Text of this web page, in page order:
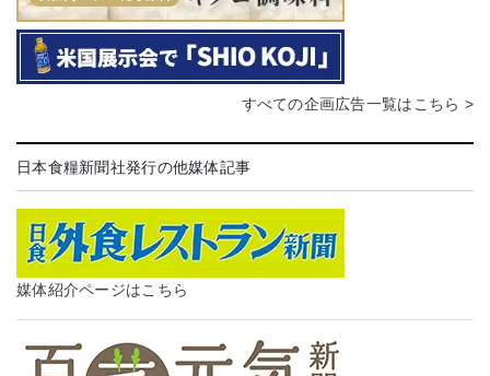
すべての企画広告一覧はこちら >
日本食糧新聞社発行の他媒体記事
媒体紹介ページはこちら